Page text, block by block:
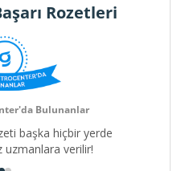
başladığımızda,
mümkün oluyor. Bu
daha dengeli, huzurlu
yardımcı olmayı
olan bağınızı
bir perspektif katalım.
çıkarmanıza rehberlik
Rozetleri
Bulunanlar
başka hiçbir yerde
uzmanlara verilir!